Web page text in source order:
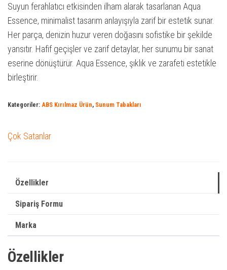
Suyun ferahlatıcı etkisinden ilham alarak tasarlanan Aqua
Essence, minimalist tasarım anlayışıyla zarif bir estetik sunar.
Her parça, denizin huzur veren doğasını sofistike bir şekilde
yansıtır. Hafif geçişler ve zarif detaylar, her sunumu bir sanat
eserine dönüştürür. Aqua Essence, şıklık ve zarafeti estetikle
birleştirir.
Kategoriler: ABS Kırılmaz Ürün, Sunum Tabakları
Çok Satanlar
Özellikler
Sipariş Formu
Marka
Özellikler